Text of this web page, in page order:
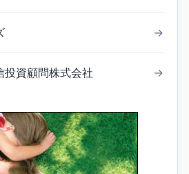
→
投資顧問株式会社 →